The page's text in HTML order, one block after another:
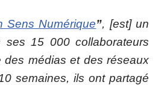
Sens Numérique”, [est] un
ses 15 000 collaborateurs
médias et des réseaux
semaines, ils ont partagé